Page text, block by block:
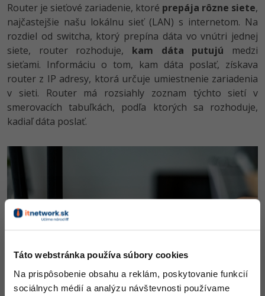
Táto webstránka používa súbory cookies
Na prispôsobenie obsahu a reklám, poskytovanie funkcií
sociálnych médií a analýzu návštevnosti používame
Router je sieťové zariadenie, ktoré prepája rôzne siete,
najčastejšie našu lokálnu sieť (LAN) s internetom. Na
rozdiel od switcha, ktorý prepína dáta vo vnútri jednej
siete, router rozhoduje, kam dáta putujú medzi
sieťami. Informáciu o tom, kam dáta poslať, získava
router z IP adresy, ktorá určuje umiestnenie zariadenia
v sieti. Router má rozsiahly zoznam týchto sietí v
smerovacích tabuľkách, podľa ktorých sa rozhoduje,
kadiaľ dáta poslať.